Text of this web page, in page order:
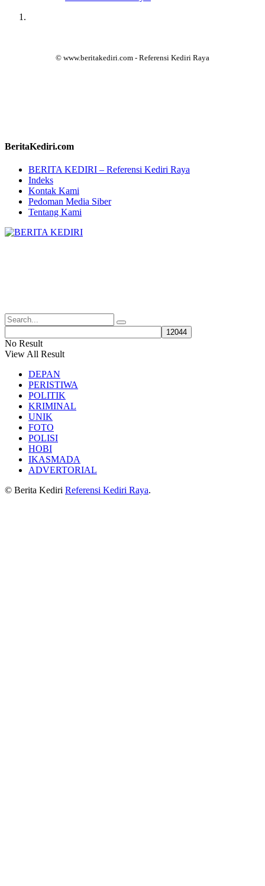
© www.beritakediri.com - Referensi Kediri Raya
BeritaKediri.com
BERITA KEDIRI – Referensi Kediri Raya
Indeks
Kontak Kami
Pedoman Media Siber
Tentang Kami
No Result
View All Result
DEPAN
PERISTIWA
POLITIK
KRIMINAL
UNIK
FOTO
POLISI
HOBI
IKASMADA
ADVERTORIAL
© Berita Kediri Referensi Kediri Raya.